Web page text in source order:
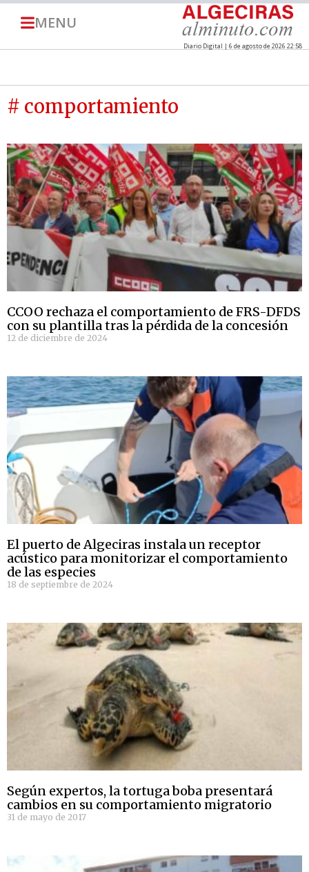
MENU
Diario Digital | 6 de agosto de 2026 22:58
# comportamiento
CCOO rechaza el comportamiento de FRS-DFDS
con su plantilla tras la pérdida de la concesión
12 de diciembre de 2024
El puerto de Algeciras instala un receptor
acústico para monitorizar el comportamiento
de las especies
18 de septiembre de 2024
Según expertos, la tortuga boba presentará
cambios en su comportamiento migratorio
31 de mayo de 2017